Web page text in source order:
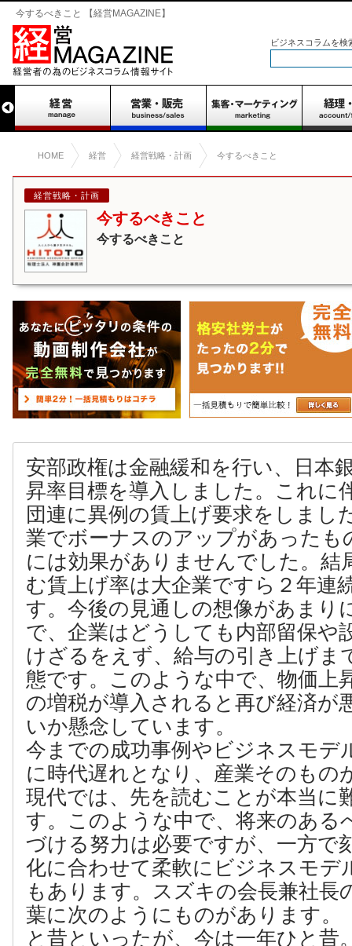
今するべきこと 【経営MAGAZINE】
ビジネスコラムを検
HOME 経営 経営戦略・計画 今するべきこと
経営戦略・計画
今するべきこと
今するべきこと
安部政権は金融緩和を行い、日本
昇率目標を導入しました。これに
団連に異例の賃上げ要求をしまし
業でボーナスのアップがあったも
には効果がありませんでした。結
む賃上げ率は大企業ですら２年連
す。今後の見通しの想像があまり
で、企業はどうしても内部留保や
けざるをえず、給与の引き上げま
態です。このような中で、物価上
の増税が導入されると再び経済が
いか懸念しています。
今までの成功事例やビジネスモデ
に時代遅れとなり、産業そのもの
現代では、先を読むことが本当に
す。このような中で、将来のある
づける努力は必要ですが、一方で
化に合わせて柔軟にビジネスモデ
もあります。スズキの会長兼社長
葉に次のようにものがあります。
と昔といったが、今は一年ひと昔